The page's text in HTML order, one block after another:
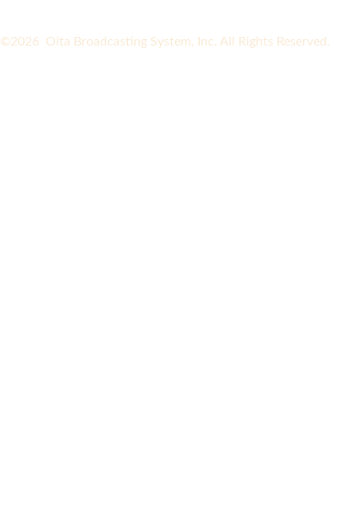
©2026 Oita Broadcasting System, Inc. All Rights Reserved.